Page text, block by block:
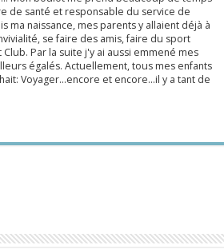
de santé et responsable du service de
ma naissance, mes parents y allaient déjà à
se faire des amis, faire du sport
Par la suite j'y ai aussi emmené mes
égalés. Actuellement, tous mes enfants
Voyager...encore et encore...il y a tant de